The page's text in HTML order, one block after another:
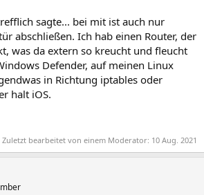
sagte... bei mit ist auch nur
abschließen. Ich hab einen Router, der
was da extern so kreucht und fleucht
Defender, auf meinen Linux
in Richtung iptables oder
halt iOS.
Zuletzt bearbeitet von einem Moderator: 10 Aug. 2021